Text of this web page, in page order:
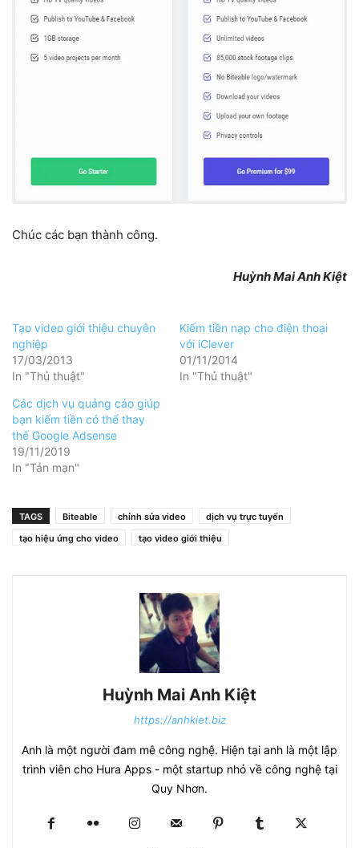
Chúc các bạn thành công.
Huỳnh Mai Anh Kiệt
Tạo video giới thiệu chuyên
nghiệp
17/03/2013
In "Thủ thuật"
Kiếm tiền nạp cho điện thoại
với iClever
01/11/2014
In "Thủ thuật"
Các dịch vụ quảng cáo giúp
bạn kiếm tiền có thể thay
thế Google Adsense
19/11/2019
In "Tản mạn"
TAGS Biteable chỉnh sửa video
dịch vụ trực tuyến
tạo hiệu ứng cho video
tạo video giới thiệu
Huỳnh Mai Anh Kiệt
https://anhkiet.biz
Anh là một người đam mê công nghệ. Hiện tại anh là một lập
trình viên cho Hura Apps - một startup nhỏ về công nghệ tại
Quy Nhơn.